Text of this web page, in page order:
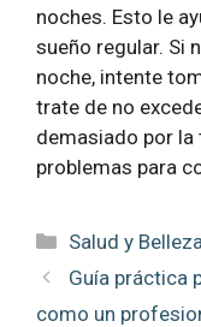
noches. Esto le
sueño regular. Si
noche, intente
trate de no
demasiado por la
problemas para
Categorías
Salud y Belleza
Guía práctica
como un